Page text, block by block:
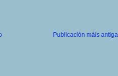
Publicación máis antiga